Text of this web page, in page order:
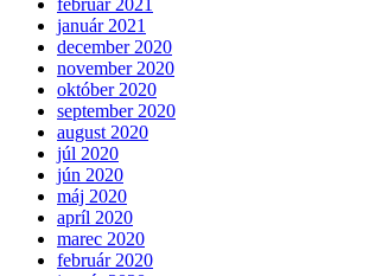
február 2021
január 2021
december 2020
november 2020
október 2020
september 2020
august 2020
júl 2020
jún 2020
máj 2020
apríl 2020
marec 2020
február 2020